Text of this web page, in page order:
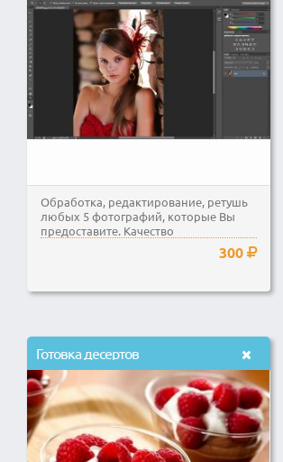
Обработка, редактирование, ретушь
любых 5 фотографий, которые Вы
предоставите. Качество
300
Готовка десертов